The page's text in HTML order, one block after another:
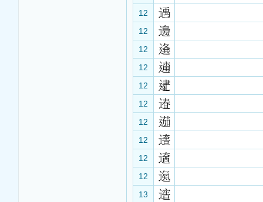
12
12
12
12
12
12
12
12
12
12
13